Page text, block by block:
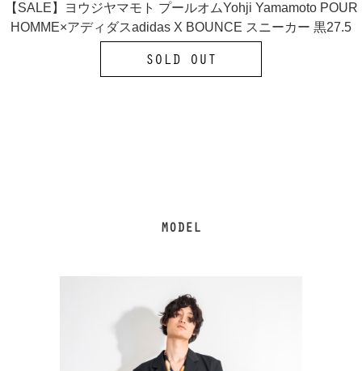
【SALE】ヨウジヤマモト プールオムYohji Yamamoto POUR
HOMME×アディダスadidas X BOUNCE スニーカー 黒27.5
SOLD OUT
MODEL